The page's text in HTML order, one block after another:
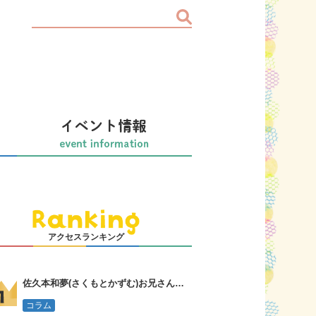
アクセスランキング
佐久本和夢(さくもとかずむ)お兄さんってどんな人？誠お兄さんの言葉
コラム